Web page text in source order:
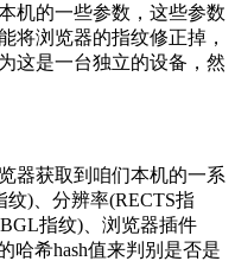
机的一些参数，这些参数
将浏览器的指纹修正掉，
这是一台独立的设备，然
获取到咱们本机的一系
)、分辨率(RECTS指
指纹)、浏览器插件
哈希hash值来判别是否是